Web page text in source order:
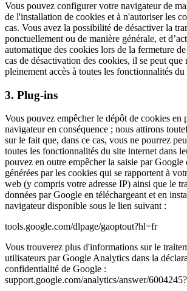
Vous pouvez configurer votre navigateur de
de l'installation de cookies et à n'autoriser les
cas. Vous avez la possibilité de désactiver la
ponctuellement ou de manière générale, et
automatique des cookies lors de la fermeture
cas de désactivation des cookies, il se peut que
pleinement accès à toutes les fonctionnalités du
3. Plug-ins
Vous pouvez empêcher le dépôt de cookies en
navigateur en conséquence ; nous attirons
sur le fait que, dans ce cas, vous ne pourrez
toutes les fonctionnalités du site internet dans
pouvez en outre empêcher la saisie par Google
générées par les cookies qui se rapportent à
web (y compris votre adresse IP) ainsi que le
données par Google en téléchargeant et en
navigateur disponible sous le lien suivant :
tools.google.com/dlpage/gaoptout?hl=fr
Vous trouverez plus d'informations sur le
utilisateurs par Google Analytics dans la
confidentialité de Google :
support.google.com/analytics/answer/